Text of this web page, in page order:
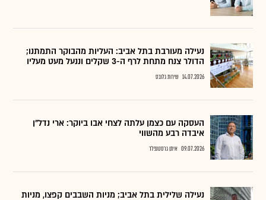
נעילה מעורבת בתל אביב: העליות מהבוקר התמתנו;
הדולר צנח מתחת לרף ה-3 שקלים וננעל מעט מעליו
14.07.2026 שירות גלובס
העסקה עם כצמן עלתה לצחי אבו ביוקר: ארי נדל"ן
איבדה רבע מהשווי
09.07.2026 איתן גרסטנפלד
נעילה שלילית בתל אביב; מניות השבבים קפצו, מניות